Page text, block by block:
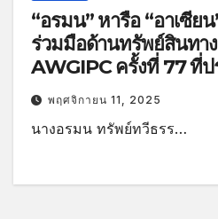
“อรมน” หารือ “อาเซีย
ร่วมมือด้านทรัพย์สินทา
AWGIPC ครั้งที่ 77 ที่ป
ผลักดันอาเซียนสู่เวทีการ
แข็ง
พฤศจิกายน 11, 2025
นางอรมน ทรัพย์ทวีธรร…